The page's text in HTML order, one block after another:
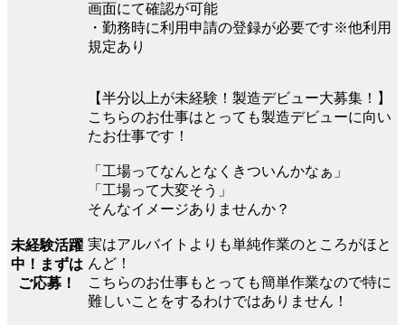
画面にて確認が可能
・勤務時に利用申請の登録が必要です※他利用
規定あり
未経験活躍
中！まずは
ご応募！
【半分以上が未経験！製造デビュー大募集！】
こちらのお仕事はとっても製造デビューに向い
たお仕事です！
「工場ってなんとなくきついんかなぁ」
「工場って大変そう」
そんなイメージありませんか？
実はアルバイトよりも単純作業のところがほと
んど！
こちらのお仕事もとっても簡単作業なので特に
難しいことをするわけではありません！